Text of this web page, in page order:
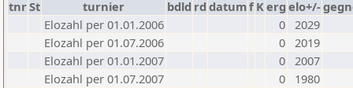
tnrSt turnier bdld rd datumf Kerg elo+/-
Elozahl per 01.01.2006
0 2029
Elozahl per 01.07.2006
0 2019
Elozahl per 01.01.2007
0 2007
Elozahl per 01.07.2007
0
1980